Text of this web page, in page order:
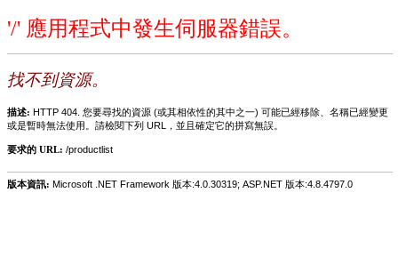
'/' 應用程式中發生伺服器錯誤。
找不到資源。
描述: HTTP 404. 您要尋找的資源 (或其相依性的其中之一) 可能已經移除、名稱已經變更
或是暫時無法使用。請檢閱下列 URL，並且確定它的拼寫無誤。
要求的 URL: /productlist
版本資訊: Microsoft .NET Framework 版本:4.0.30319; ASP.NET 版本:4.8.4797.0